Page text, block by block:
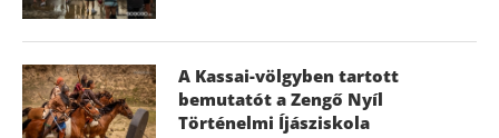
A Kassai-völgyben tartott
bemutatót a Zengő Nyíl
Történelmi Íjásziskola